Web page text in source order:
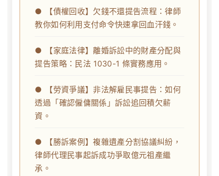
● 【債權回收】欠錢不還提告流程：律師
教你如何利用支付命令快速拿回血汗錢。
● 【家庭法律】離婚訴訟中的財產分配與
提告策略：民法 1030-1 條實務應用。
● 【勞資爭議】非法解雇民事提告：如何
透過「確認僱傭關係」訴訟追回積欠薪
資。
● 【勝訴案例】複雜遺產分割協議糾紛，
律師代理民事起訴成功爭取億元祖產繼
承。